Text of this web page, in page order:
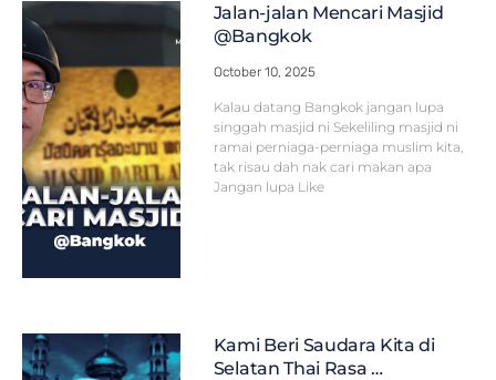
Jalan-jalan Mencari Masjid
@Bangkok
October 10, 2025
Kalau datang Bangkok jangan lupa
singgah masjid ni Sekeliling masjid ni
ramai perniaga-perniaga muslim kita,
tak risau dah nak cari makan apa
Jangan lupa Like
Kami Beri Saudara Kita di
Selatan Thai Rasa …